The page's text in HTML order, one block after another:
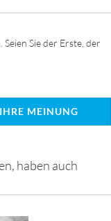
Sie der Erste, der
IHRE MEINUNG
haben auch